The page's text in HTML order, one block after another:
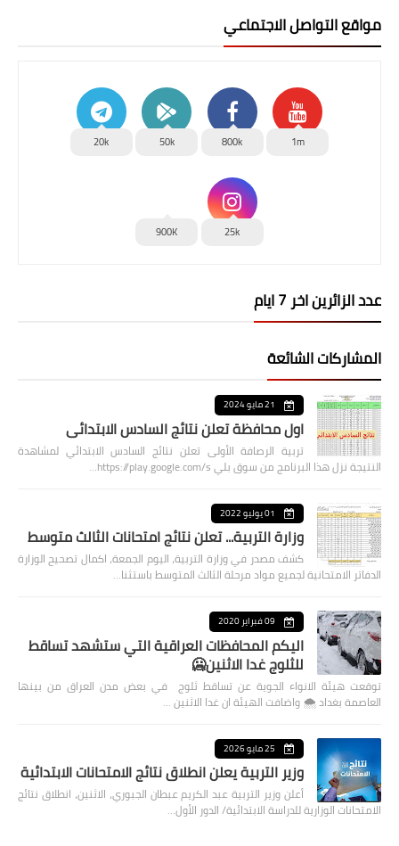
مواقع التواصل الاجتماعي
1m
800k
50k
20k
25k
900K
عدد الزائرين اخر 7 ايام
المشاركات الشائعة
21 مايو 2024
اول محافظة تعلن نتائج السادس الابتدائي
تربية الرصافة الأولى تعلن نتائج السادس الابتدائي لمشاهدة
النتيجة نزل هذا البرنامج من سوق بلي https://play.google.com/s…
01 يوليو 2022
وزارة التربية... تعلن نتائج امتحانات الثالث متوسط
كشف مصدر في وزارة التربية، اليوم الجمعة، اكمال تصحيح الوزارة
الدفاتر الامتحانية لجميع مواد مرحلة الثالث المتوسط باستثنا…
09 فبراير 2020
اليكم المحافظات العراقية التي ستشهد تساقط
للثلوج غدا الاثنين🥶
توقعت هيئة الانواء الجوية عن تساقط ثلوج في بعض مدن العراق من بينها
العاصمة بغداد ⁦🌨️⁩ واضافت الهيئة ان غدا الاثنين …
25 مايو 2026
وزير التربية يعلن انطلاق نتائج الامتحانات الابتدائية
أعلن وزير التربية عبد الكريم عبطان الجبوري، الاثنين، انطلاق نتائج
الامتحانات الوزارية للدراسة الابتدائية/ الدور الأول…